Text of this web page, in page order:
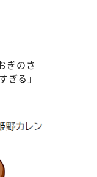
ぎのさ
ぎる」